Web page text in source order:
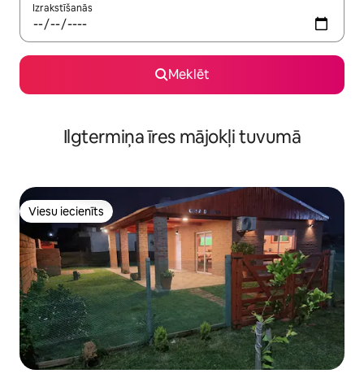
Izrakstīšanās
Meklēt
Ilgtermiņa īres mājokļi tuvumā
Viesu iecienīts
Viesu iecienīts